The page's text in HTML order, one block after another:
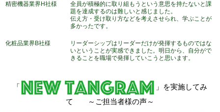
精密機器業界H社様
全員が積極的に取り組もうという意思を持たないと課
題を達成するのは難しいと感じました。
伝え方・受け取り方などを考えさせられ、学ぶことが
多かったです。
化粧品業界B社様
リーダーシップはリーダーだけが発揮するものではな
いということが実感できました。明日から、自分がで
きることを職場で発揮していこうと思います。
「
」を実施してみ
て ～ご担当者様の声～